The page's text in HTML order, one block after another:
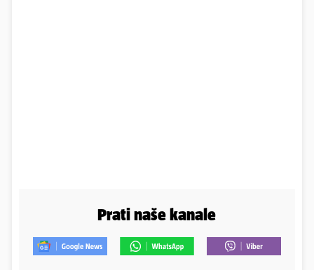
Prati naše kanale